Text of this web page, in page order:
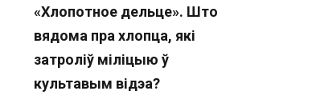
«Хлопотное дельце». Што
вядома пра хлопца, які
затроліў міліцыю ў
культавым відэа?